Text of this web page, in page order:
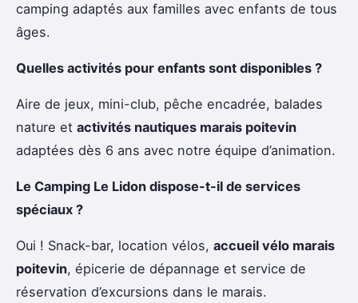
camping adaptés aux familles avec enfants de tous
âges.
Quelles activités pour enfants sont disponibles ?
Aire de jeux, mini-club, pêche encadrée, balades
nature et activités nautiques marais poitevin
adaptées dès 6 ans avec notre équipe d’animation.
Le Camping Le Lidon dispose-t-il de services
spéciaux ?
Oui ! Snack-bar, location vélos, accueil vélo marais
poitevin, épicerie de dépannage et service de
réservation d’excursions dans le marais.